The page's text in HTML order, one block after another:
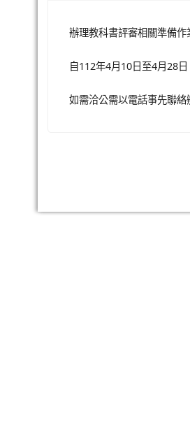
辦理教科書評審相關準備作
自112年4月10日至4月28
如需洽公需以電話事先聯絡